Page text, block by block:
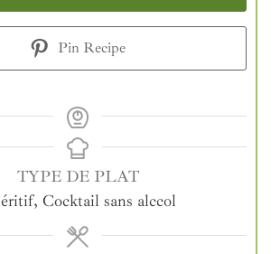
Pin Recipe
TYPE DE PLAT
Cocktail sans alccol